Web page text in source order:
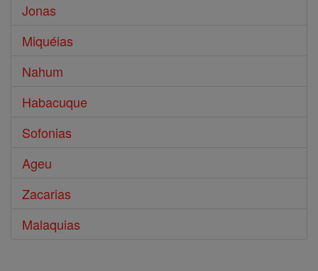
Jonas
Miquéias
Nahum
Habacuque
Sofonias
Ageu
Zacarias
Malaquias